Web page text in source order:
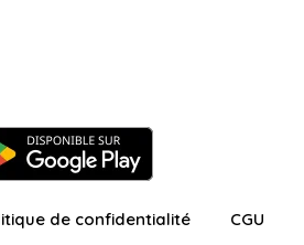
de confidentialité CGU